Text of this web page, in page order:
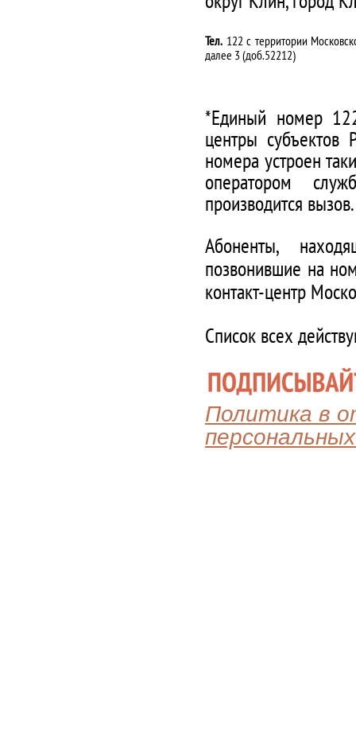
Тел. 122 с территории
далее 3 (доб.52212)
*Единый номер
центры субъектов
номера устроен
оператором
производится вызов.
Абоненты,
позвонившие на
контакт-центр
Список всех
Политика в